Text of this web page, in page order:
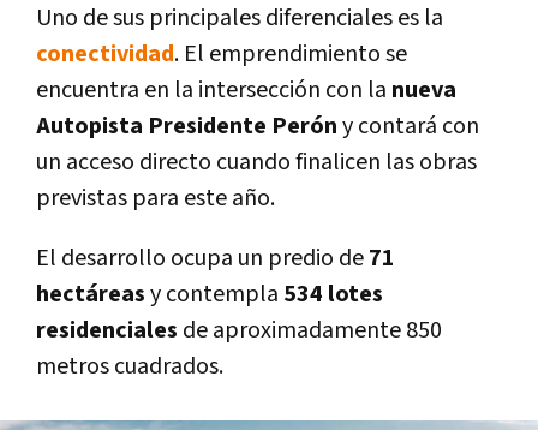
Uno de sus principales diferenciales es la
conectividad. El emprendimiento se
encuentra en la intersección con la nueva
Autopista Presidente Peróny contará con
un acceso directo cuando finalicen las obras
previstas para este año.
El desarrollo ocupa un predio de71
hectáreasy contempla 534 lotes
residenciales de aproximadamente 850
metros cuadrados.